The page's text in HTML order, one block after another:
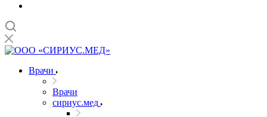
Врачи
Врачи
сириус.мед